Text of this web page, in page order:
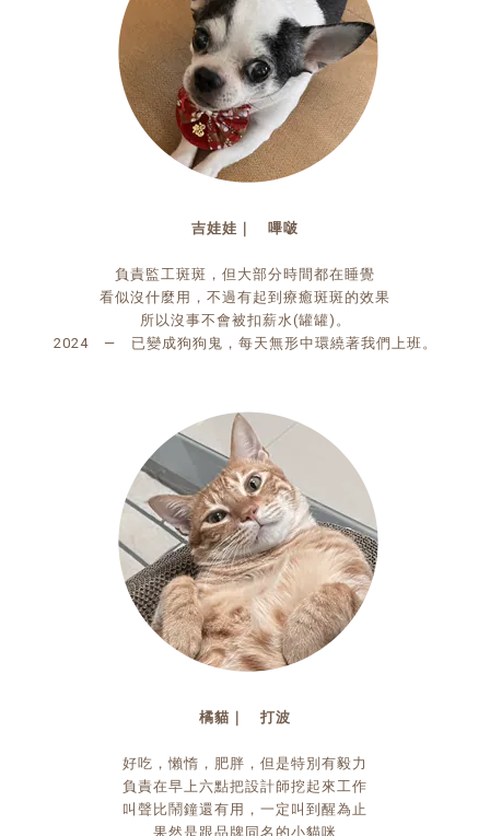
吉娃娃｜ 嗶啵
負責監工斑斑，但大部分時間都在睡覺
看似沒什麼用，不過有起到療癒斑斑的效果
所以沒事不會被扣薪水(罐罐)。
2024 — 已變成狗狗鬼，每天無形中環繞著我們上班。
橘貓｜ 打波
好吃，懶惰，肥胖，但是特別有毅力
負責在早上六點把設計師挖起來工作
叫聲比鬧鐘還有用，一定叫到醒為止
果然是跟品牌同名的小貓咪